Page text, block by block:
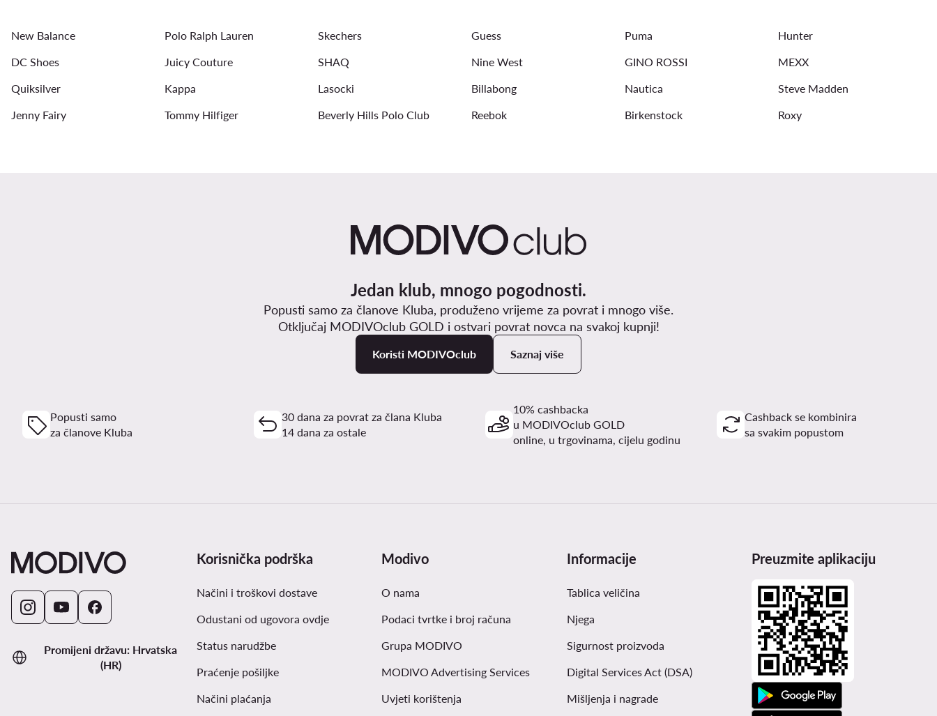
muške majice bez rukava crne muške majice
New Balance Polo Ralph Lauren Skechers Guess Puma
Hunter
DC Shoes
Juicy Couture SHAQ Nine West GINO ROSSI
MEXX
Quiksilver
Kappa Lasocki Billabong Nautica
Steve Madden
Jenny Fairy
Tommy Hilfiger Beverly Hills Polo Club Reebok Birkenstock Roxy
Jedan klub, mnogo pogodnosti.
Popusti samo za članove Kluba, produženo vrijeme za povrat i mnogo više.
Otključaj MODIVOclub GOLD i ostvari povrat novca na svakoj kupnji!
Koristi MODIVOclub Saznaj više
Popusti samo
za članove Kluba
30 dana za povrat za člana Kluba
14 dana za ostale
10% cashbacka
u MODIVOclub GOLD
online, u trgovinama, cijelu godinu
Cashback se kombinira
sa svakim popustom
Promijeni državu: Hrvatska
(HR)
Korisnička podrška
Načini i troškovi dostave
Odustani od ugovora ovdje
Status narudžbe
Praćenje pošiljke
Načini plaćanja
Modivo
O nama
Podaci tvrtke i broj računa
Grupa MODIVO
MODIVO Advertising Services
Uvjeti korištenja
Informacije
Tablica veličina
Njega
Sigurnost proizvoda
Digital Services Act (DSA)
Mišljenja i nagrade
Preuzmite aplikaciju